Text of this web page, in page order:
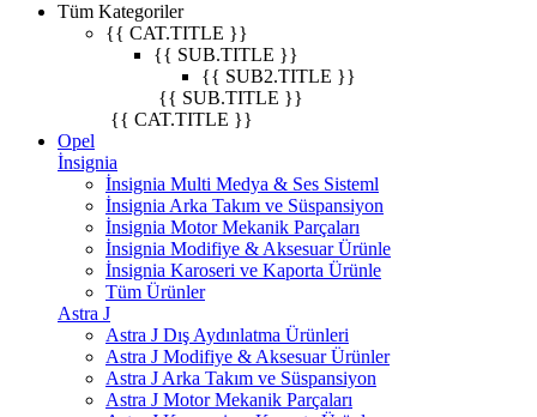
Tüm Kategoriler
{{ CAT.TITLE }}
{{ SUB.TITLE }}
{{ SUB2.TITLE }}
{{ SUB.TITLE }}
{{ CAT.TITLE }}
Opel
İnsignia
İnsignia Multi Medya & Ses Sisteml
İnsignia Arka Takım ve Süspansiyon
İnsignia Motor Mekanik Parçaları
İnsignia Modifiye & Aksesuar Ürünle
İnsignia Karoseri ve Kaporta Ürünle
Tüm Ürünler
Astra J
Astra J Dış Aydınlatma Ürünleri
Astra J Modifiye & Aksesuar Ürünler
Astra J Arka Takım ve Süspansiyon
Astra J Motor Mekanik Parçaları